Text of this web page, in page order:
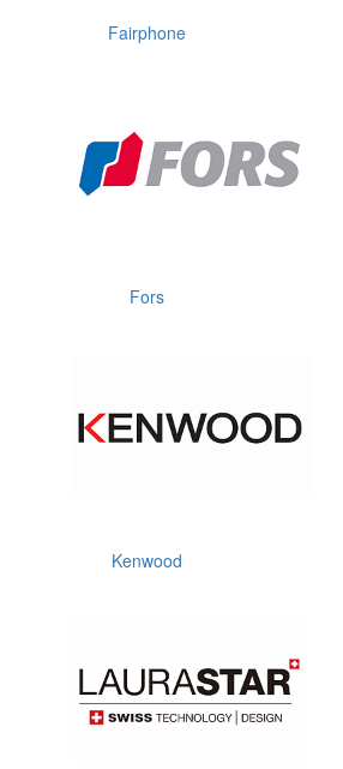
Fairphone
Fors
Kenwood